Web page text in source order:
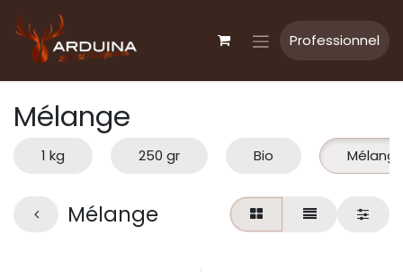
Professionnel
Mélange
1 kg 250 gr Bio
Mélange